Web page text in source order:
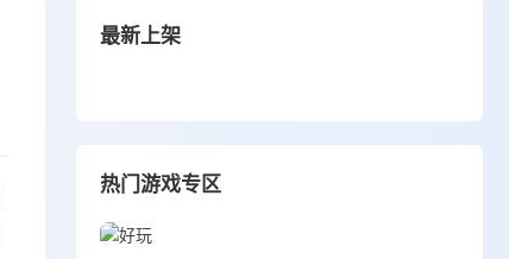
最新上架
热门游戏专区